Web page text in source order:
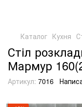
Каталог Кухня
Стіл
Мармур
Артикул: 7016